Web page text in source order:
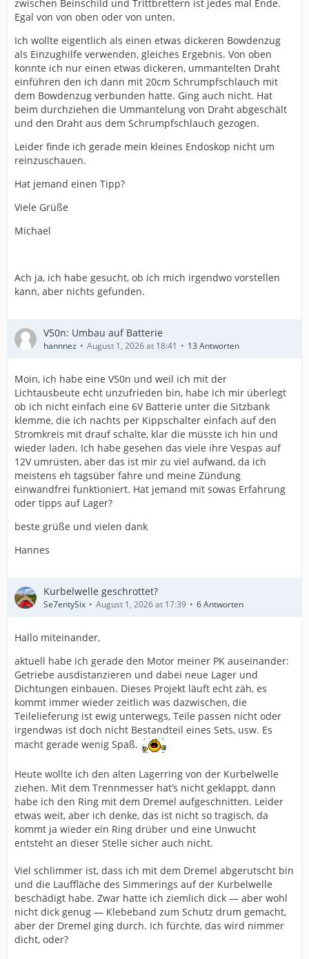
zwischen Beinschild und Trittbrettern ist jedes mal Ende.
Egal von von oben oder von unten.
Ich wollte eigentlich als einen etwas dickeren Bowdenzug
als Einzughilfe verwenden, gleiches Ergebnis. Von oben
konnte ich nur einen etwas dickeren, ummantelten Draht
einführen den ich dann mit 20cm Schrumpfschlauch mit
dem Bowdenzug verbunden hatte. Ging auch nicht. Hat
beim durchziehen die Ummantelung von Draht abgeschält
und den Draht aus dem Schrumpfschlauch gezogen.
Leider finde ich gerade mein kleines Endoskop nicht um
reinzuschauen.
Hat jemand einen Tipp?
Viele Grüße
Michael
Ach ja, ich habe gesucht, ob ich mich irgendwo vorstellen
kann, aber nichts gefunden.
V50n: Umbau auf Batterie
hannnez August 1, 2026 at 18:41 13 Antworten
Moin, ich habe eine V50n und weil ich mit der
Lichtausbeute echt unzufrieden bin, habe ich mir überlegt
ob ich nicht einfach eine 6V Batterie unter die Sitzbank
klemme, die ich nachts per Kippschalter einfach auf den
Stromkreis mit drauf schalte, klar die müsste ich hin und
wieder laden. Ich habe gesehen das viele ihre Vespas auf
12V umrüsten, aber das ist mir zu viel aufwand, da ich
meistens eh tagsüber fahre und meine Zündung
einwandfrei funktioniert. Hat jemand mit sowas Erfahrung
oder tipps auf Lager?
beste grüße und vielen dank
Hannes
Kurbelwelle geschrottet?
Se7entySix August 1, 2026 at 17:39 6 Antworten
Hallo miteinander,
aktuell habe ich gerade den Motor meiner PK auseinander:
Getriebe ausdistanzieren und dabei neue Lager und
Dichtungen einbauen. Dieses Projekt läuft echt zäh, es
kommt immer wieder zeitlich was dazwischen, die
Teilelieferung ist ewig unterwegs, Teile passen nicht oder
irgendwas ist doch nicht Bestandteil eines Sets, usw. Es
macht gerade wenig Spaß.
Heute wollte ich den alten Lagerring von der Kurbelwelle
ziehen. Mit dem Trennmesser hat’s nicht geklappt, dann
habe ich den Ring mit dem Dremel aufgeschnitten. Leider
etwas weit, aber ich denke, das ist nicht so tragisch, da
kommt ja wieder ein Ring drüber und eine Unwucht
entsteht an dieser Stelle sicher auch nicht.
Viel schlimmer ist, dass ich mit dem Dremel abgerutscht bin
und die Lauffläche des Simmerings auf der Kurbelwelle
beschädigt habe. Zwar hatte ich ziemlich dick — aber wohl
nicht dick genug — Klebeband zum Schutz drum gemacht,
aber der Dremel ging durch. Ich fürchte, das wird nimmer
dicht, oder?